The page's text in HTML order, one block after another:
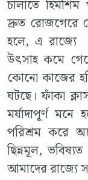
চালাতে হিমশিম
দ্রুত রোজগেরে
হলে, এ রাজ্যে
উৎসাহ কমে
কোনো কাজের
ঘটছে। ফাঁকা
মর্যাদাপূর্ণ মনে
পরিশ্রম করে
ছিন্নমূল,
আমাদের রাজ্যে